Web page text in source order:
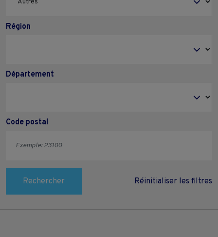
Région
Département
Code postal
Rechercher Réinitialiser les filtres